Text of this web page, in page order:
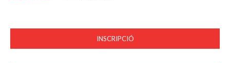
INSCRIPCIÓ